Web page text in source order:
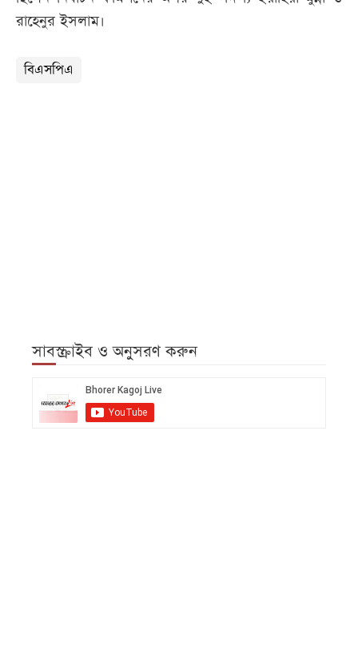
রাহেনুর ইসলাম।
বিএসপিএ
সাবস্ক্রাইব ও অনুসরণ করুন